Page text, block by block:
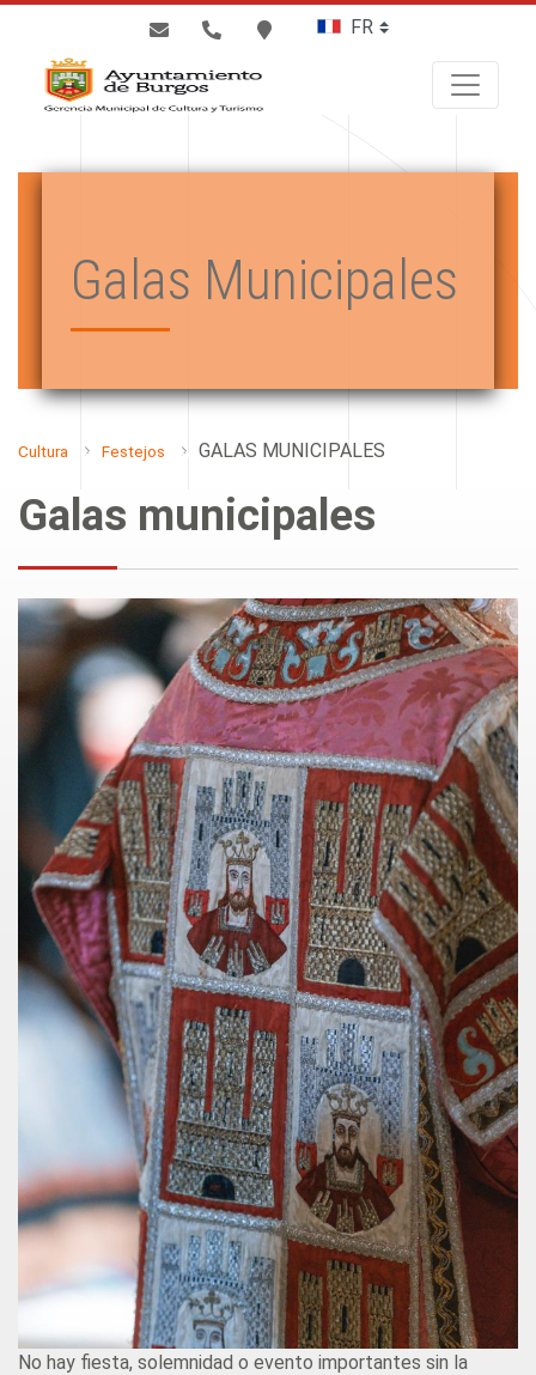
Galas Municipales
Cultura Festejos GALAS MUNICIPALES
Galas municipales
No hay fiesta, solemnidad o evento importantes sin la